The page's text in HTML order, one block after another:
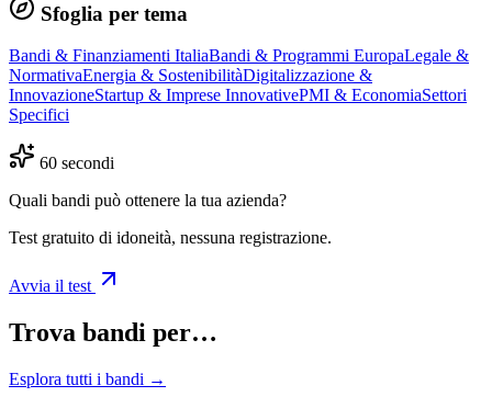
Sfoglia per tema
Bandi & Finanziamenti ItaliaBandi & Programmi EuropaLegale &
NormativaEnergia & SostenibilitàDigitalizzazione &
InnovazioneStartup & Imprese InnovativePMI & EconomiaSettori
Specifici
60 secondi
Quali bandi può ottenere la tua azienda?
Test gratuito di idoneità, nessuna registrazione.
Avvia il test
Trova bandi per…
Esplora tutti i bandi →